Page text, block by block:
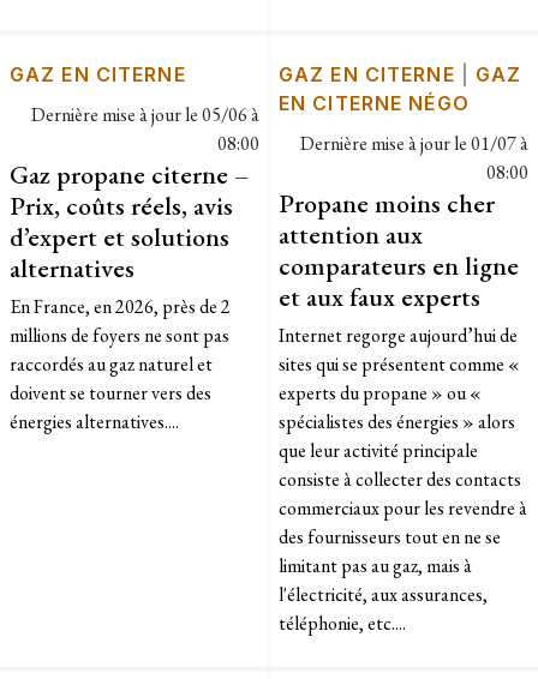
GAZ EN CITERNE
Dernière mise à jour le05/06 à
08:00
Gaz propane citerne –
Prix, coûts réels, avis
d’expert et solutions
alternatives
En France, en 2026, près de 2
millions de foyers ne sont pas
raccordés au gaz naturel et
doivent se tourner vers des
énergies alternatives....
GAZ EN CITERNE
GAZ
EN CITERNE NÉGO
Dernière mise à jour le01/07 à
08:00
Propane moins cher
attention aux
comparateurs en ligne
et aux faux experts
Internet regorge aujourd’hui de
sites qui se présentent comme «
experts du propane » ou «
spécialistes des énergies » alors
que leur activité principale
consiste à collecter des contacts
commerciaux pour les revendre à
des fournisseurs tout en ne se
limitant pas au gaz, mais à
l'électricité, aux assurances,
téléphonie, etc....